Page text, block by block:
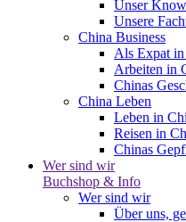
Unser
Unsere
China Business
Als Expat
Arbeiten in
Chinas
China Leben
Leben in
Reisen in
Chinas
Wer sind wir
Buchshop & Info
Wer sind wir
Über uns,